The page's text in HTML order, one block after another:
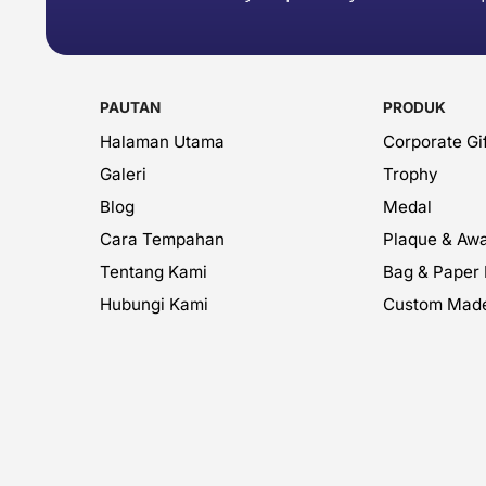
PAUTAN
Halaman Utama
Galeri
Blog
Cara Tempahan
Tentang Kami
Hubungi Kami
PRODUK
Corporate
Trophy
Medal
Plaque &
Bag & Paper
Custom